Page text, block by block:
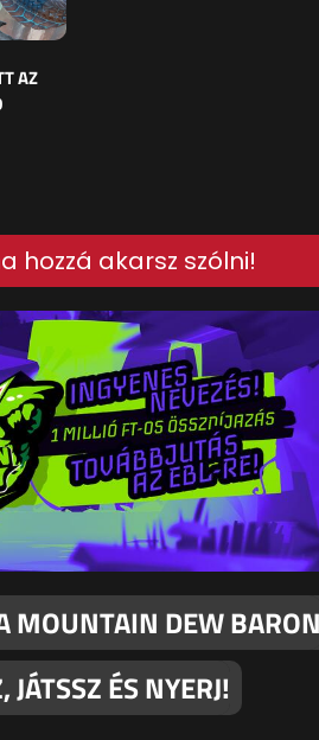
AZ
hozzá akarsz szólni!
MOUNTAIN DEW
ÉS NYERJ!